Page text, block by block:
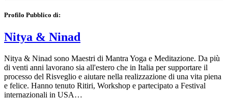
Profilo Pubblico di:
Nitya & Ninad
Nitya & Ninad sono Maestri di Mantra Yoga e Meditazione. Da più
di venti anni lavorano sia all'estero che in Italia per supportare il
processo del Risveglio e aiutare nella realizzazione di una vita piena
e felice. Hanno tenuto Ritiri, Workshop e partecipato a Festival
internazionali in USA…